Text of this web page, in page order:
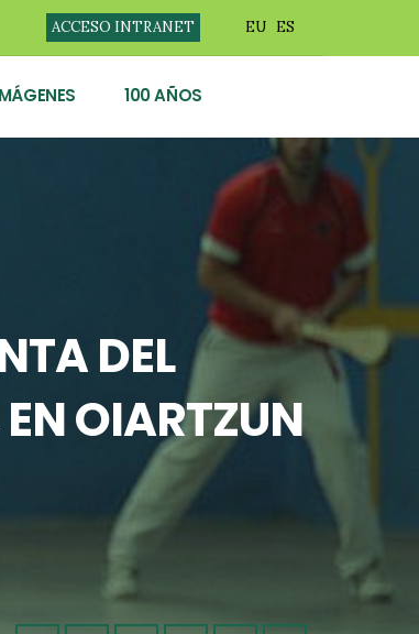
ACCESO INTRANET EU ES
100 AÑOS
DEL
OIARTZUN